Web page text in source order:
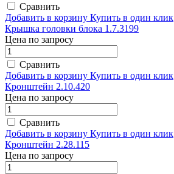
Сравнить
Добавить в корзину Купить в один клик
Крышка головки блока 1.7.3199
Цена по запросу
Сравнить
Добавить в корзину Купить в один клик
Кронштейн 2.10.420
Цена по запросу
Сравнить
Добавить в корзину Купить в один клик
Кронштейн 2.28.115
Цена по запросу